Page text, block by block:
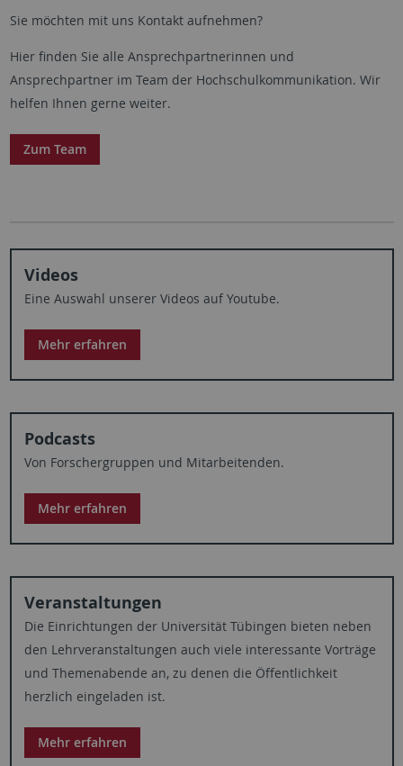
Sie möchten mit uns Kontakt aufnehmen?
Hier finden Sie alle Ansprechpartnerinnen und
Ansprechpartner im Team der Hochschulkommunikation. Wir
helfen Ihnen gerne weiter.
Zum Team
Videos
Eine Auswahl unserer Videos auf Youtube.
Mehr erfahren
Podcasts
Von Forschergruppen und Mitarbeitenden.
Mehr erfahren
Veranstaltungen
Die Einrichtungen der Universität Tübingen bieten neben
den Lehrveranstaltungen auch viele interessante Vorträge
und Themenabende an, zu denen die Öffentlichkeit
herzlich eingeladen ist.
Mehr erfahren